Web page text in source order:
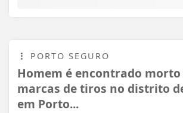
PORTO SEGURO
Homem é encontrado morto
marcas de tiros no distrito
em Porto...